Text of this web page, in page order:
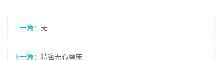
上一篇： 无
下一篇： 精密无心磨床